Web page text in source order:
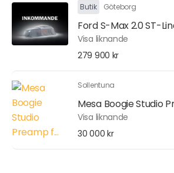
Butik Göteborg
Ford S-Max 2.0 ST-
Visa liknande
279 900 kr
Sollentuna
Mesa Boogie Studio
Visa liknande
30 000 kr